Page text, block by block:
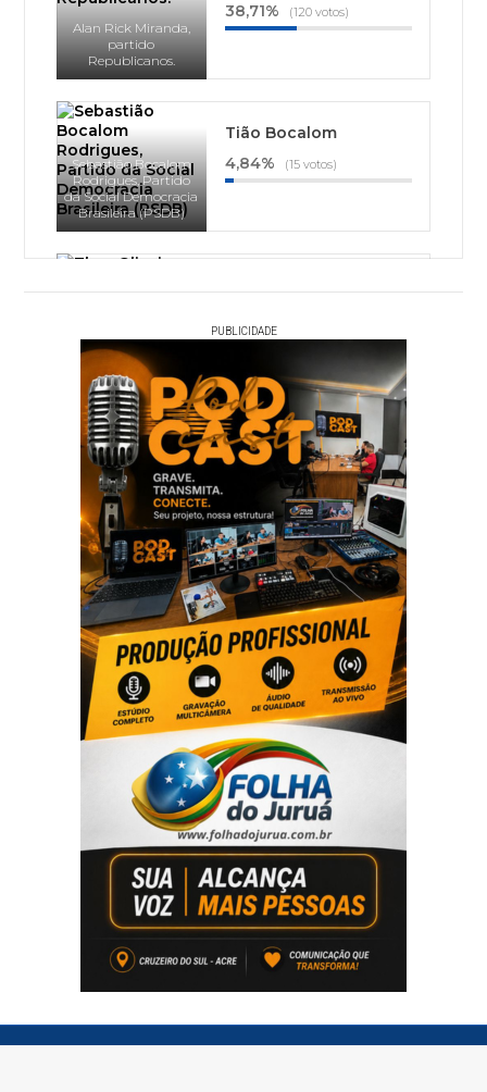
Alan Rick Miranda,
partido
Republicanos.
38,71%
(120 votos)
Sebastião Bocalom
Rodrigues, Partido
da Social Democracia
Brasileira (PSDB)
Tião Bocalom
4,84%
(15 votos)
Partido Socialista
Brasileiro (PSB)
PUBLICIDADE